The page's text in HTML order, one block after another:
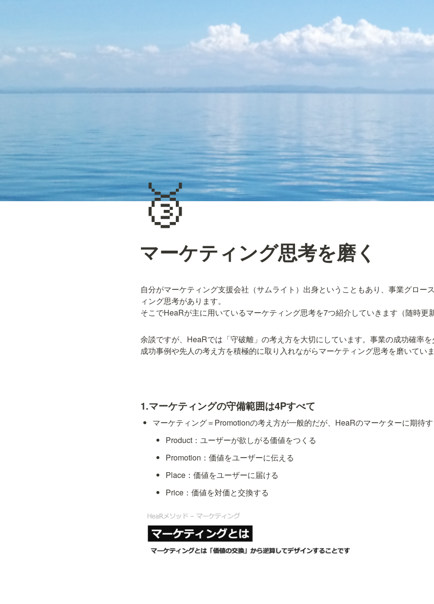
🥉
マーケティング思考を磨く
自分がマーケティング支援会社（サムライト）出身ということもあり、事業グロー
ィング思考があります。
そこでHeaRが主に用いているマーケティング思考を7つ紹介していきます（随時更
余談ですが、HeaRでは「守破離」の考え方を大切にしています。事業の成功確率を
成功事例や先人の考え方を積極的に取り入れながらマーケティング思考を磨いていま
1.マーケティングの守備範囲は4Pすべて
マーケティング＝Promotionの考え方が一般的だが、HeaRのマーケターに期待
Product：ユーザーが欲しがる価値をつくる
Promotion：価値をユーザーに伝える
Place：価値をユーザーに届ける
Price：価値を対価と交換する